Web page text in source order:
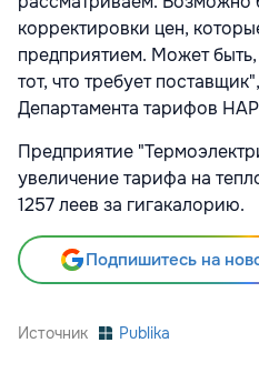
корректировки цен,
предприятием. Может
тот, что требует
Департамента тарифов
Предприятие
увеличение тарифа на
1257 леев за гигакалорию.
Подпишитесь на
Источник Publika